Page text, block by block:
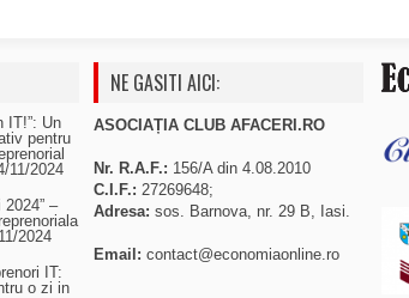
IT!”: Un
pentru
11/2024
–
2024
IT:
o zi in
NE GASITI AICI:
ASOCIAȚIA CLUB AFACERI.RO
Nr. R.A.F.: 156/A din 4.08.2010
C.I.F.: 27269648;
Adresa: sos. Barnova, nr. 29 B, Iasi.
Email: contact@economiaonline.ro